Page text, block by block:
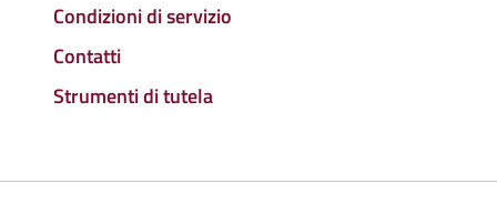
Condizioni di servizio
Contatti
Strumenti di tutela